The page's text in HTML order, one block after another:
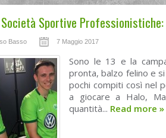
Sportive
Basso 7 Maggio 2017
Sono le 13 e la
pronta, balzo felino e
pochi compiti così nel
a giocare a Halo,
quantità... Read more »